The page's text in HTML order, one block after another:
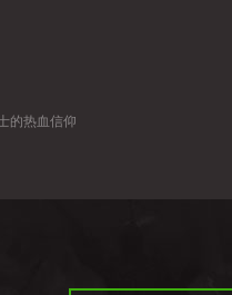
的热血信仰